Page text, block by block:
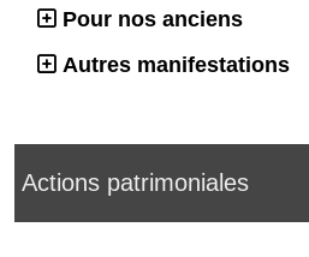
Pour nos anciens
Autres manifestations
Actions patrimoniales